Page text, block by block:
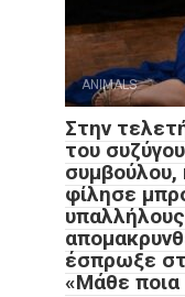
ANIMALS
Στην
του
συμβούλου,
φίλησε
έσπρωξε
«Μάθε ποια